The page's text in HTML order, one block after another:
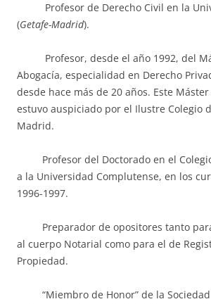
Profesor de Derecho Civil en la
(Getafe-Madrid).
Profesor, desde el año 1992, del
Abogacía, especialidad en Derecho
desde hace más de 20 años. Este
estuvo auspiciado por el Ilustre Colegio
Madrid.
Profesor del Doctorado en el
a la Universidad Complutense, en los
1996-1997.
Preparador de opositores tanto
al cuerpo Notarial como para el de
Propiedad.
“Miembro de Honor” de la Sociedad